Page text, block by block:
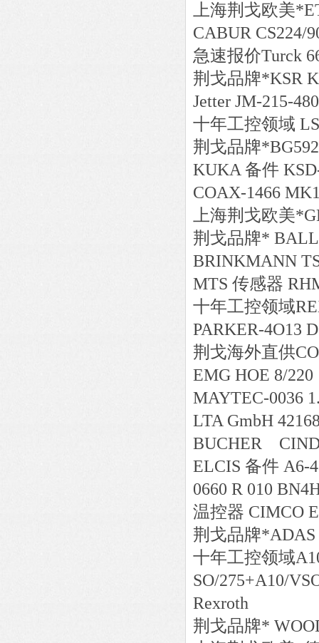
上海荆戈欧美*
CABUR CS224/
急速报价Turck
荆戈品牌*KSR
Jetter JM-
十年工控领域
荆戈品牌*
KUKA 备件
COAX-1466
上海荆戈欧美*
荆戈品牌*
BRINKMANN
MTS 传感器
十年工控领域
PARKER-4O13
荆戈海外直供
EMG HOE 8/220
MAYTEC-0036
LTA GmbH
BUCHER
ELCIS 备件 A6-
0660 R 010
温控器 CIMCO
荆戈品牌*
十年工控领域
SO/275+A10/
Rexroth
荆戈品牌*